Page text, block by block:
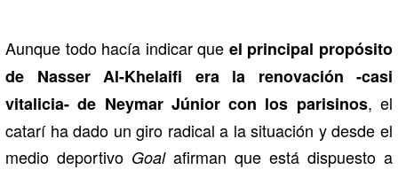
Aunque todo hacía indicar que el principal propósito
de Nasser Al-Khelaifi era la renovación -casi
vitalicia- de Neymar Júnior con los parisinos, el
catarí ha dado un giro radical a la situación y desde el
medio deportivo Goalafirman que está dispuesto a